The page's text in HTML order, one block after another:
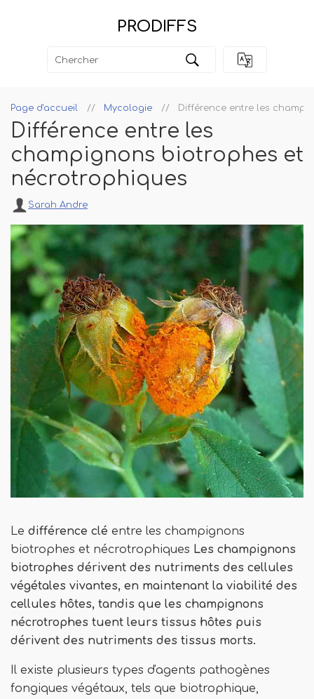
PRODIFFS
Page d'accueil Mycologie Différence entre les
Différence entre les
champignons biotrophes et
nécrotrophiques
Sarah Andre
Le différence clé entre les champignons
biotrophes et nécrotrophiques Les champignons
biotrophes dérivent des nutriments des cellules
végétales vivantes, en maintenant la viabilité des
cellules hôtes, tandis que les champignons
nécrotrophes tuent leurs tissus hôtes puis
dérivent des nutriments des tissus morts.
Il existe plusieurs types d'agents pathogènes
fongiques végétaux, tels que biotrophique,